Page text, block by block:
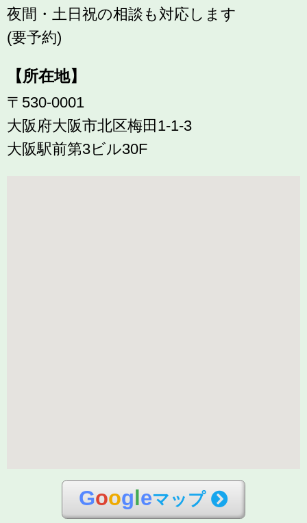
夜間・土日祝の相談も対応します
(要予約)
【所在地】
〒530-0001
大阪府大阪市北区梅田1-1-3
大阪駅前第3ビル30F
Goog eマップ